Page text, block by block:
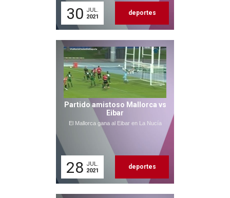
30 JUL.
2021
deportes
Partido amistoso Mallorca vs
Eibar
El Mallorca gana al Eibar en La Nucía
28 JUL.
2021
deportes